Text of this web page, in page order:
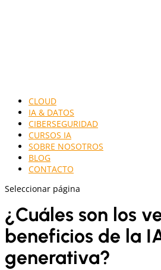
CLOUD
IA & DATOS
CIBERSEGURIDAD
CURSOS IA
SOBRE NOSOTROS
BLOG
CONTACTO
Seleccionar página
¿Cuáles son los
beneficios de la
generativa?